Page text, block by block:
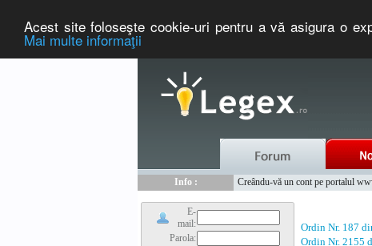
Acest site foloseşte cookie-uri pentru a vă asigura o
Mai multe informaţii
Info :
Creându-vă un cont pe portalul
E-
mail:
Parola:
Ordin Nr. 187
Ordin Nr. 2155